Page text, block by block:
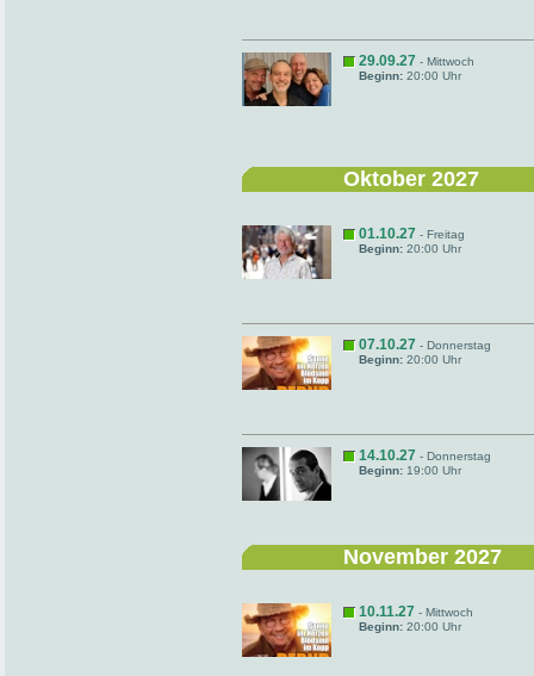
29.09.27 - Mittwoch
Beginn: 20:00 Uhr
Oktober 2027
01.10.27 - Freitag
Beginn: 20:00 Uhr
07.10.27 - Donnerstag
Beginn: 20:00 Uhr
14.10.27 - Donnerstag
Beginn: 19:00 Uhr
November 2027
10.11.27 - Mittwoch
Beginn: 20:00 Uhr